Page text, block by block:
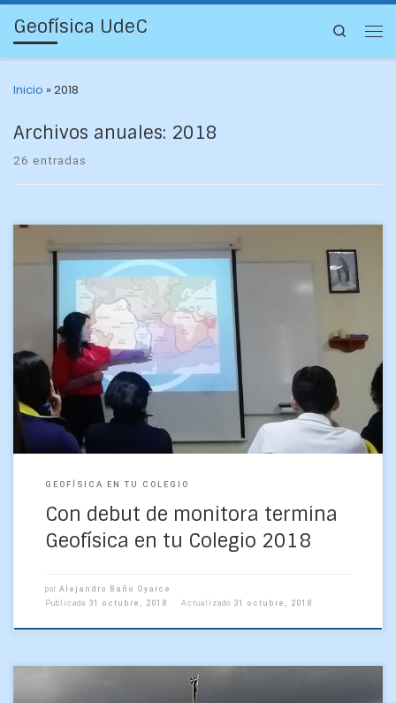
Geofísica UdeC Search
Inicio »2018
Archivos anuales: 2018
26 entradas
En el Colegio Espíritu Santo de Talcahuano se realizó la
charla número 12 del año, en la que participó por primera vez
Sahiling Alarcón, quien […]
GEOFÍSICA EN TU COLEGIO
Con debut de monitora termina
Geofísica en tu Colegio 2018
por Alejandro Baño Oyarce
Publicada 31 octubre, 2018 Actualizado 31 octubre, 2018